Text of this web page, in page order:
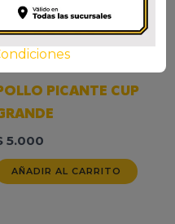
PICANTE CUP
5.000
AÑADIR AL CARRITO